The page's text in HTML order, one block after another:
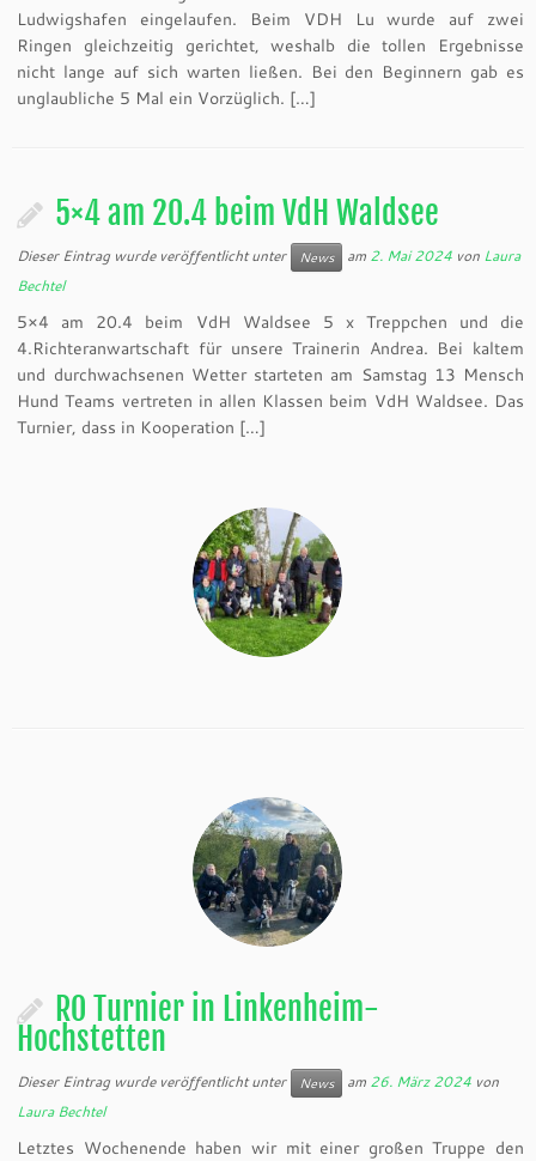
Ludwigshafen eingelaufen. Beim VDH Lu wurde auf zwei
Ringen gleichzeitig gerichtet, weshalb die tollen Ergebnisse
nicht lange auf sich warten ließen. Bei den Beginnern gab es
unglaubliche 5 Mal ein Vorzüglich. […]
5×4 am 20.4 beim VdH Waldsee
Dieser Eintrag wurde veröffentlicht unter News am 2. Mai 2024 von Laura
Bechtel
5×4 am 20.4 beim VdH Waldsee 5 x Treppchen und die
4.Richteranwartschaft für unsere Trainerin Andrea. Bei kaltem
und durchwachsenen Wetter starteten am Samstag 13 Mensch
Hund Teams vertreten in allen Klassen beim VdH Waldsee. Das
Turnier, dass in Kooperation […]
RO Turnier in Linkenheim-
Hochstetten
Dieser Eintrag wurde veröffentlicht unter News am 26. März 2024 von
Laura Bechtel
Letztes Wochenende haben wir mit einer großen Truppe den